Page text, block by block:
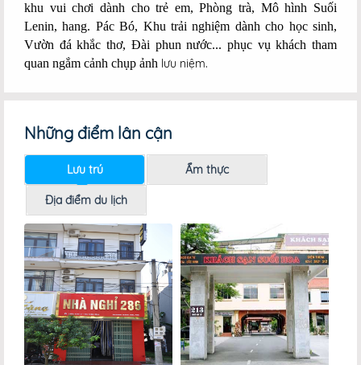
khu vui chơi dành cho trẻ em, Phòng trà, Mô hình Suối
Lenin, hang. Pác Bó, Khu trải nghiệm dành cho học sinh,
Vườn đá khắc thơ, Đài phun nước... phục vụ khách tham
quan ngắm cảnh chụp ảnh lưu niệm.
Những điểm lân cận
Lưu trú Ẩm thực
Địa điểm du lịch